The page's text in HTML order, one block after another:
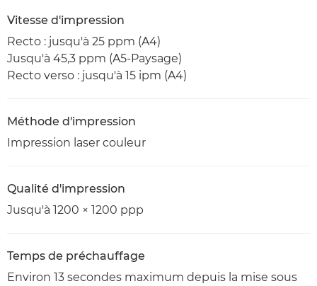
Vitesse d'impression
Recto : jusqu'à 25 ppm (A4)
Jusqu'à 45,3 ppm (A5-Paysage)
Recto verso : jusqu'à 15 ipm (A4)
Méthode d'impression
Impression laser couleur
Qualité d'impression
Jusqu'à 1200 × 1200 ppp
Temps de préchauffage
Environ 13 secondes maximum depuis la mise sous